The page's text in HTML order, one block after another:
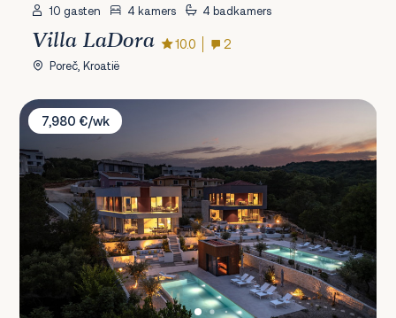
10 gasten 4 kamers 4 badkamers
Villa LaDora 10.0 2
Poreč, Kroatië
Villa Manatis & Moana
7,980 €/wk